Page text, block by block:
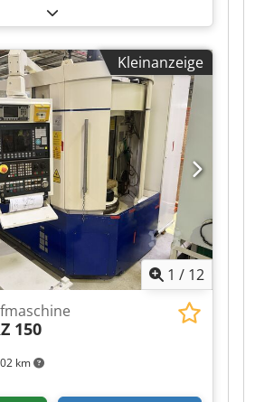
per E-Mail versendet.
Kleinanzeige
1 / 12
km
150